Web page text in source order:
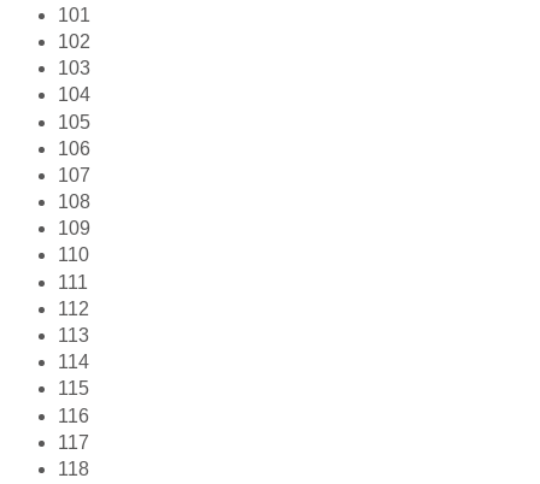
101
102
103
104
105
106
107
108
109
110
111
112
113
114
115
116
117
118